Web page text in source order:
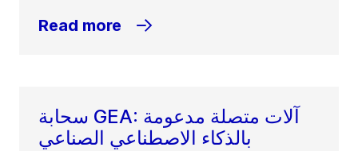
Read more
سحابة GEA: آلات متصلة مدعومة
بالذكاء الاصطناعي الصناعي